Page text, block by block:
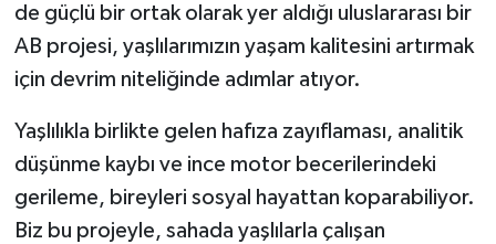
de güçlü bir ortak olarak yer aldığı uluslararası bir
AB projesi, yaşlılarımızın yaşam kalitesini artırmak
için devrim niteliğinde adımlar atıyor.
Yaşlılıkla birlikte gelen hafıza zayıflaması, analitik
düşünme kaybı ve ince motor becerilerindeki
gerileme, bireyleri sosyal hayattan koparabiliyor.
Biz bu projeyle, sahada yaşlılarla çalışan